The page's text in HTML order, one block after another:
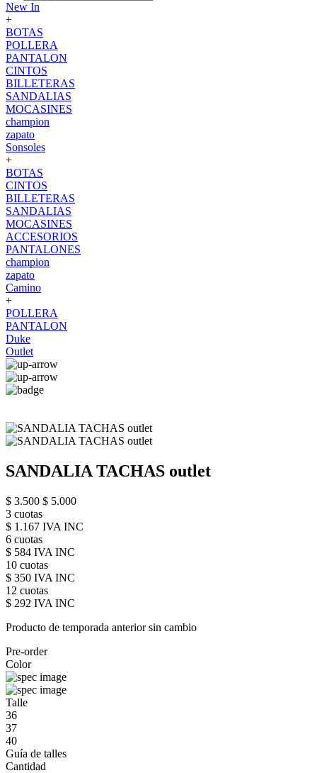
New In
+
BOTAS
POLLERA
PANTALON
CINTOS
BILLETERAS
SANDALIAS
MOCASINES
champion
zapato
Sonsoles
+
BOTAS
CINTOS
BILLETERAS
SANDALIAS
MOCASINES
ACCESORIOS
PANTALONES
champion
zapato
Camino
+
POLLERA
PANTALON
Duke
Outlet
SANDALIA TACHAS outlet
$ 3.500 $ 5.000
3 cuotas
$ 1.167 IVA INC
6 cuotas
$ 584 IVA INC
10 cuotas
$ 350 IVA INC
12 cuotas
$ 292 IVA INC
Producto de temporada anterior sin cambio
Pre-order
Color
Talle
36
37
40
Guía de talles
Cantidad